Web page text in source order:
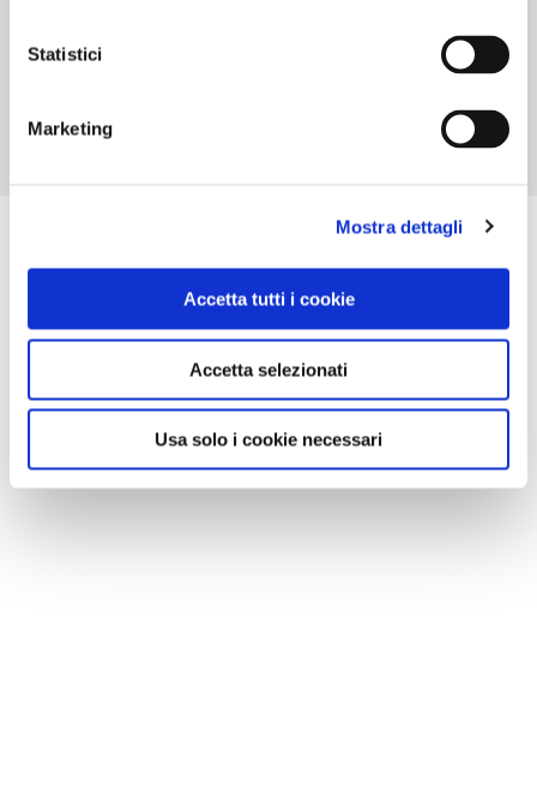
Statistici
Marketing
Mostra dettagli
Accetta tutti i cookie
Accetta selezionati
Usa solo i cookie necessari
Chiusura: gennaio chiuso, febbraio chiuso